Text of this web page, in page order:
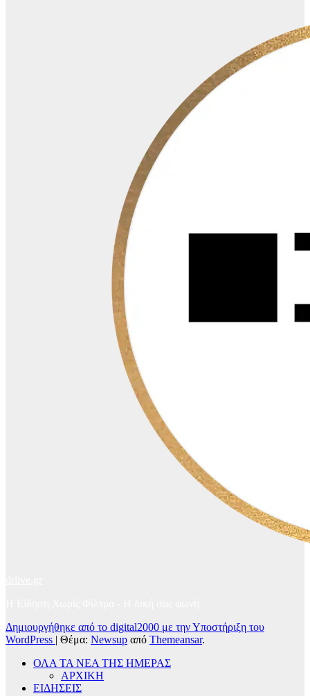
Δημιουργήθηκε από το digital2000 με την Υποστήριξη του
WordPress | Θέμα: Newsup από Themeansar.
ΟΛΑ ΤΑ ΝΕΑ ΤΗΣ ΗΜΕΡΑΣ
ΑΡΧΙΚΗ
ΕΙΔΗΣΕΙΣ